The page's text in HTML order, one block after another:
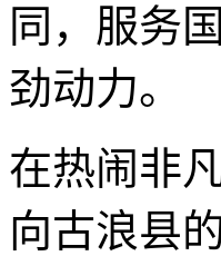
同，服务
劲动力。
在热闹非
向古浪县